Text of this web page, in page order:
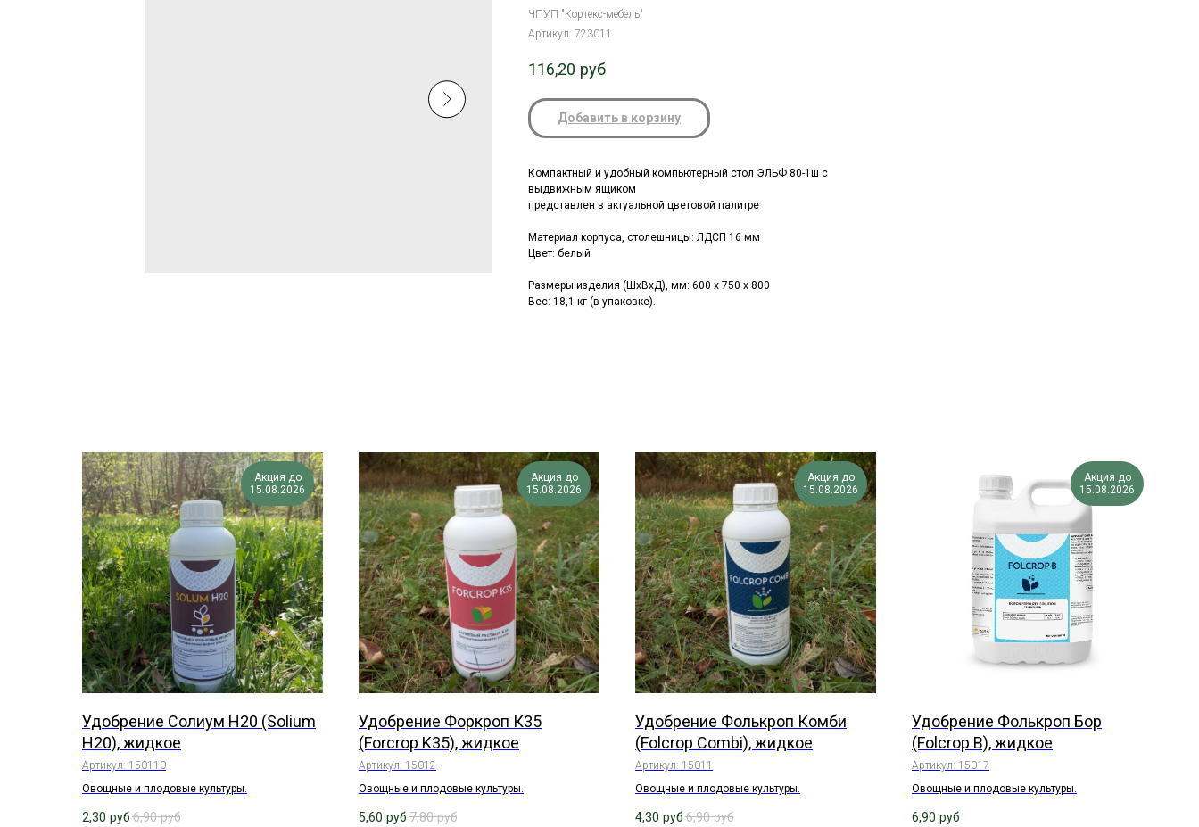
ЧПУП "Кортекс-мебель"
Артикул: 723011
116,20 руб
Добавить в корзину
Компактный и удобный компьютерный стол ЭЛЬФ 80-1ш с
выдвижным ящиком
представлен в актуальной цветовой палитре
Материал корпуса, столешницы: ЛДСП 16 мм
Цвет: белый
Размеры изделия (ШхВхД), мм: 600 х 750 х 800
Вес: 18,1 кг (в упаковке).
Акция до
15.08.2026
Удобрение Солиум Н20 (Solium
H20), жидкое
Артикул: 150110
Овощные и плодовые культуры.
2,30 руб 6,90 руб
Акция до
15.08.2026
Удобрение Форкроп К35
(Forcrop K35), жидкое
Артикул: 15012
Овощные и плодовые культуры.
5,60 руб 7,80 руб
Акция до
15.08.2026
Удобрение Фолькроп Комби
(Folcrop Combi), жидкое
Артикул: 15011
Овощные и плодовые культуры.
4,30 руб 6,90 руб
Акция до
15.08.2026
Удобрение Фолькроп Бор
(Folcrop B), жидкое
Артикул: 15017
Овощные и плодовые культуры.
6,90 руб